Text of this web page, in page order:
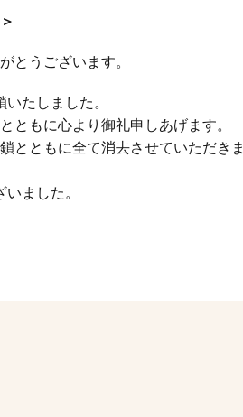
とうございます。
たしました。
ともに心より御礼申しあげます。
とともに全て消去させていただきま
ました。